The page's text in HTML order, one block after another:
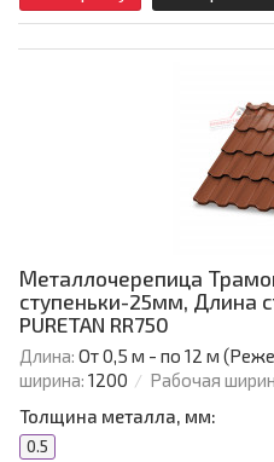
Металлочерепица
ступеньки-25мм, Длина
PURETAN RR750
Длина: От 0,5 м - по 12 м
ширина: 1200 Рабочая
Толщина металла, мм:
0.5